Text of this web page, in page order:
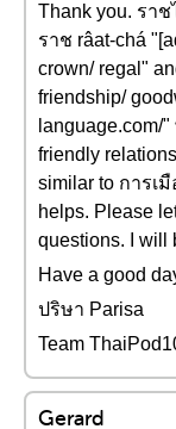
Thank you. ราช
ราช râat-chá
crown/ regal"
friendship/
language.com/
friendly
similar to การเ
helps. Please
questions. I will
Have a good
ปริษา Parisa
Team
Gerard